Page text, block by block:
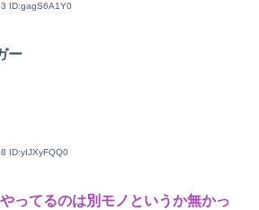
ID:gagS6A1Y0
ー
ID:yIJXyFQQ0
ってるのは別モノというか無かっ